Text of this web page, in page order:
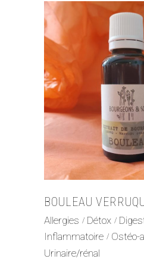
BOULEAU
Allergies Détox
Inflammatoire
Ostéo-
Urinaire/rénal